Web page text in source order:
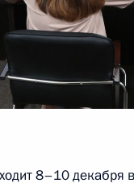
8–10 декабря